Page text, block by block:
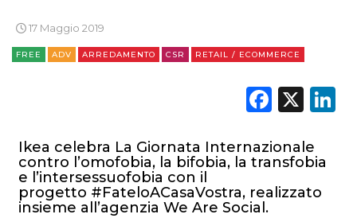
17 Maggio 2019
FREE ADV ARREDAMENTO CSR RETAIL / ECOMMERCE
X
Ikea celebra La Giornata Internazionale
contro l’omofobia, la bifobia, la transfobia
e l’intersessuofobia con il
progetto #FateloACasaVostra, realizzato
insieme all’agenzia We Are Social.